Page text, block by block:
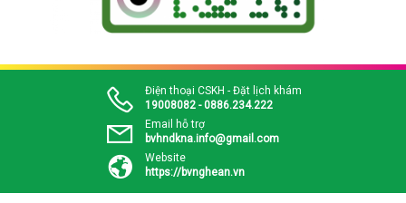
Điện thoại CSKH - Đặt lịch khám
19008082 - 0886.234.222
Email hỗ trợ
bvhndkna.info@gmail.com
Website
https://bvnghean.vn